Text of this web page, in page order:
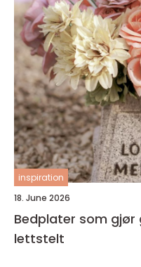
inspiration
18. June 2026
Bedplater som
lettstelt